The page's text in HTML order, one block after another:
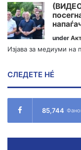
under
Изјава за медиуми
СЛЕДЕТЕ НÉ
85,744